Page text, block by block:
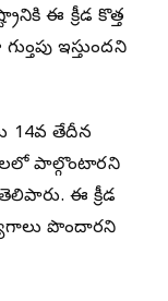
ఈ క్రీడ కొత్త
ఇస్తుందని
14వ తేదీన
పాల్గొంటారని
ఈ క్రీడ
పొందారని